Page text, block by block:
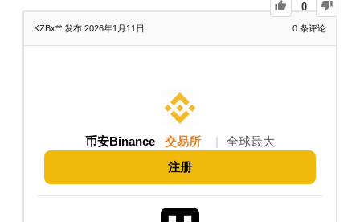
0
KZBx** 发布 2026年1月11日 0 条评论
币安Binance 交易所 全球最大
注册